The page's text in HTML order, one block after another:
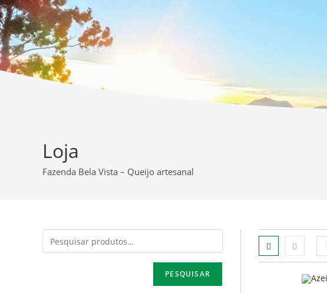
Loja
Fazenda Bela Vista – Queijo artesanal
PESQUISAR